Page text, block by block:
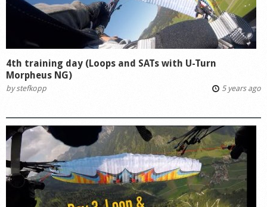
4th training day (Loops and SATs with U-Turn
Morpheus NG)
bystefkopp 5 years ago